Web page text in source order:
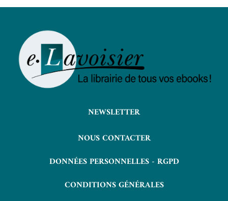
NEWSLETTER
NOUS CONTACTER
DONNÉES PERSONNELLES - RGPD
CONDITIONS GÉNÉRALES